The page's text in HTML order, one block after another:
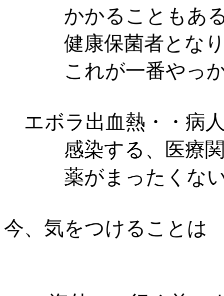
かかることもある
健康保菌者となり
これが一番やっか
エボラ出血熱・・病
感染する、医療関
薬がまったくな
今、気をつけることは